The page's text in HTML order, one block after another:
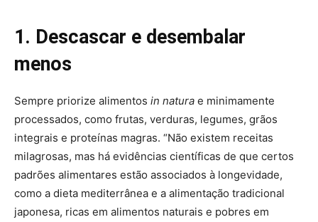
1. Descascar e desembalar
menos
Sempre priorize alimentos in natura e minimamente
processados, como frutas, verduras, legumes, grãos
integrais e proteínas magras. “Não existem receitas
milagrosas, mas há evidências científicas de que certos
padrões alimentares estão associados à longevidade,
como a dieta mediterrânea e a alimentação tradicional
japonesa, ricas em alimentos naturais e pobres em